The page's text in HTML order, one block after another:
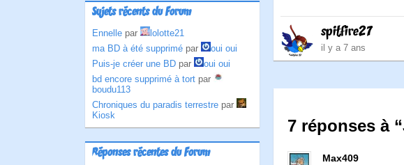
Sujets récents du Forum
Ennelle par
lolotte21
ma BD à été supprimé par
oui oui
Puis-je créer une BD par
oui oui
bd encore supprimé à tort par
boudu113
Chroniques du paradis terrestre par
Kiosk
Réponses récentes du Forum
spitfire27
il y a 7 ans
7 réponses à
Max409